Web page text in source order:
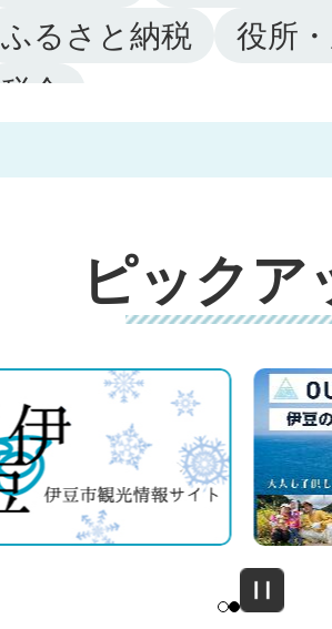
ふるさと納税
役所
税金
ピックア
4
枚
目
の
ス